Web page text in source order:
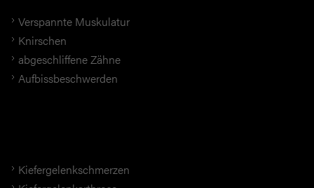
Verspannte Muskulatur
Knirschen
abgeschliffene Zähne
Aufbissbeschwerden
Kiefergelenkschmerzen